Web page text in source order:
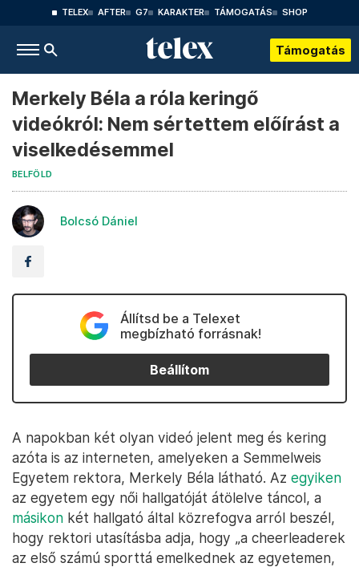
TELEX AFTER G7 KARAKTER TÁMOGATÁS SHOP
Támogatás
Merkely Béla a róla keringő
videókról: Nem sértettem előírást a
viselkedésemmel
BELFÖLD
Bolcsó Dániel
Állítsd be a Telexet
megbízható forrásnak!
Beállítom
A napokban két olyan videó jelent meg és kering
azóta is az interneten, amelyeken a Semmelweis
Egyetem rektora, Merkely Béla látható. Az egyiken
az egyetem egy női hallgatóját átölelve táncol, a
másikon két hallgató által közrefogva arról beszél,
hogy rektori utasításba adja, hogy „a cheerleaderek
az első számú sporttá emelkednek az egyetemen,